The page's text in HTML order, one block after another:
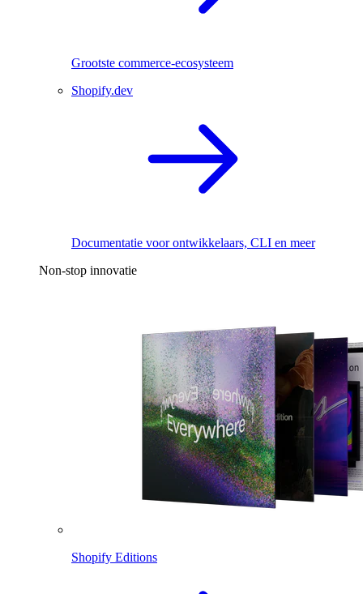
Grootste commerce-ecosysteem
Shopify.dev
Documentatie voor ontwikkelaars, CLI en meer
Non-stop innovatie
Shopify Editions